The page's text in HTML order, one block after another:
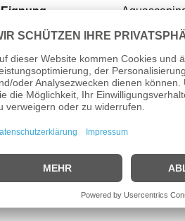
Eignung
Cube
Familie
Vermehrung
6 – 7